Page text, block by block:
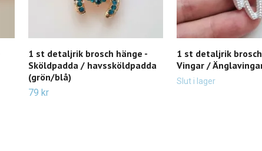
1 st detaljrik brosch hänge -
Sköldpadda / havssköldpadda
(grön/blå)
79 kr
1 st detaljrik
Vingar /
Slut i lager